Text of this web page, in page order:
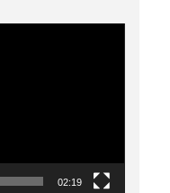
02:19